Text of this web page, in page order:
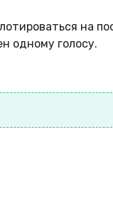
на
одному голосу.